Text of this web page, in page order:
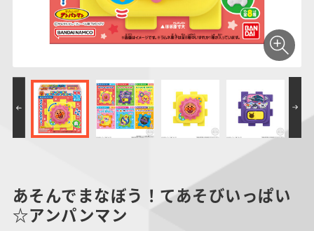
PROJECT R.E.D.・
スーパー戦隊シリー
ズ
ポケットモンスター
サンリオキャラクタ
ーズ
つりグミ SMPシリーズ キャラデコ
あそんでまなぼう！てあそびいっぱい
☆アンパンマン